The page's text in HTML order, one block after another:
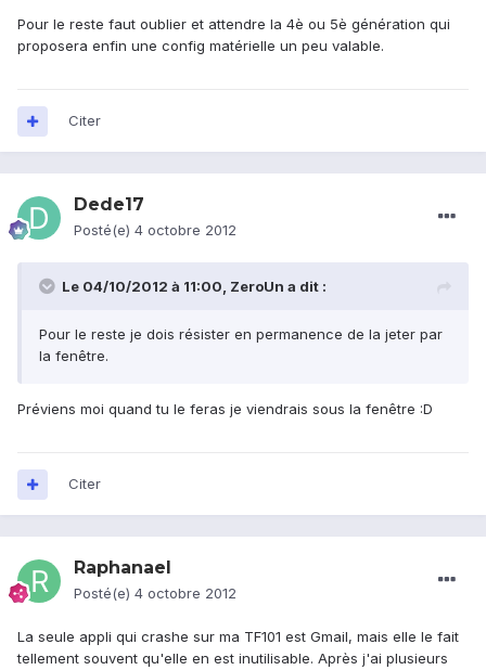
Pour le reste faut oublier et attendre la 4è ou 5è génération qui
proposera enfin une config matérielle un peu valable.
Citer
Dede17
Posté(e) 4 octobre 2012
Le 04/10/2012 à 11:00, ZeroUn a dit :
Pour le reste je dois résister en permanence de la jeter par
la fenêtre.
Préviens moi quand tu le feras je viendrais sous la fenêtre :D
Citer
Raphanael
Posté(e) 4 octobre 2012
La seule appli qui crashe sur ma TF101 est Gmail, mais elle le fait
tellement souvent qu'elle en est inutilisable. Après j'ai plusieurs